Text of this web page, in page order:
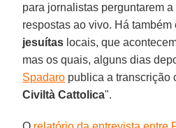
para jornalistas perguntarem
respostas ao vivo. Há também
jesuítas locais, que
mas os quais, alguns dias
Spadaro publica a transcrição
Civiltà Cattolica".